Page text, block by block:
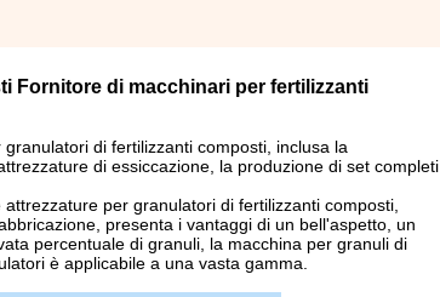
Fornitore di macchinari per fertilizzanti
di fertilizzanti composti, inclusa la
di essiccazione, la produzione di set completi
per granulatori di fertilizzanti composti,
presenta i vantaggi di un bell'aspetto, un
percentuale di granuli, la macchina per granuli di
è applicabile a una vasta gamma.